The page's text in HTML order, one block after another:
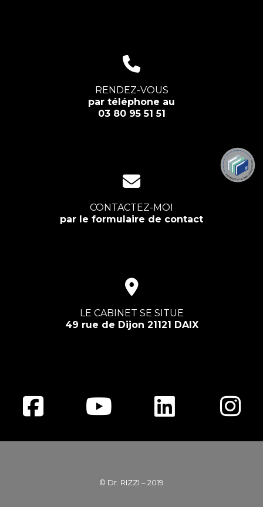
RENDEZ-VOUS
par téléphone au
03 80 95 51 51
CONTACTEZ-MOI
par le formulaire de contact
LE CABINET SE SITUE
49 rue de Dijon 21121 DAIX
© Dr. RIZZI – 2019